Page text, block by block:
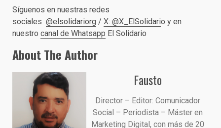
Síguenos en nuestras redes
sociales @elsolidariorg / X: @X_ElSolidario y en
nuestro canal de Whatsapp El Solidario
About The Author
Fausto
Director – Editor: Comunicador
Social – Periodista – Máster en
Marketing Digital, con más de 20